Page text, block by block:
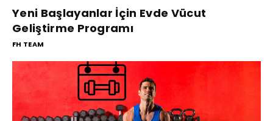
Yeni Başlayanlar İçin Evde Vücut
Geliştirme Programı
FH TEAM